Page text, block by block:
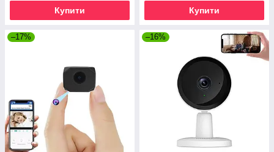
Купити Купити
–17% –16%